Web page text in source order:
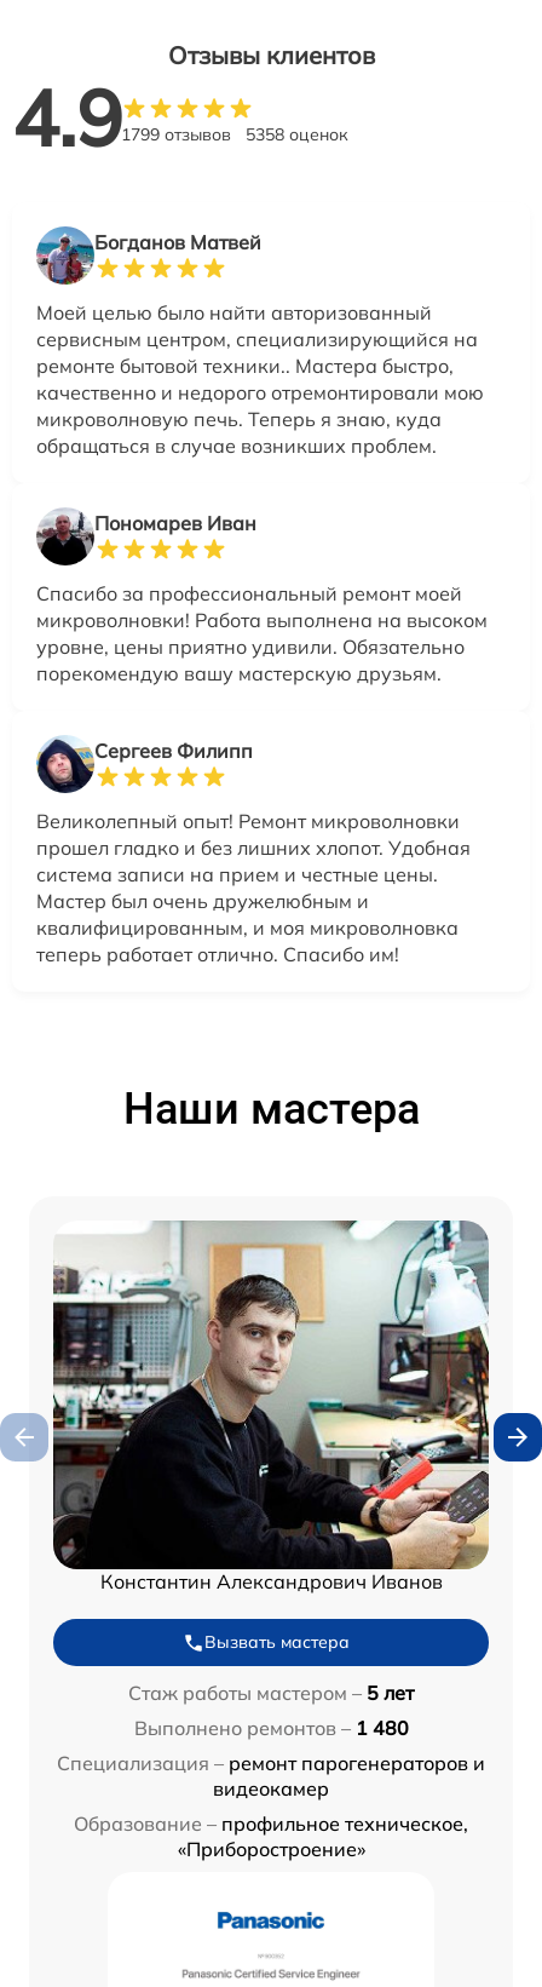
Отзывы клиентов
4.91799 отзывов 5358 оценок
Богданов Матвей
Моей целью было найти авторизованный
сервисным центром, специализирующийся на
ремонте бытовой техники.. Мастера быстро,
качественно и недорого отремонтировали мою
микроволновую печь. Теперь я знаю, куда
обращаться в случае возникших проблем.
Пономарев Иван
Спасибо за профессиональный ремонт моей
микроволновки! Работа выполнена на высоком
уровне, цены приятно удивили. Обязательно
порекомендую вашу мастерскую друзьям.
Сергеев Филипп
Великолепный опыт! Ремонт микроволновки
прошел гладко и без лишних хлопот. Удобная
система записи на прием и честные цены.
Мастер был очень дружелюбным и
квалифицированным, и моя микроволновка
теперь работает отлично. Спасибо им!
Наши мастера
Константин Александрович Иванов
Вызвать мастера
Стаж работы мастером – 5 лет
Выполнено ремонтов – 1 480
Специализация – ремонт парогенераторов и
видеокамер
Образование – профильное техническое,
«Приборостроение»